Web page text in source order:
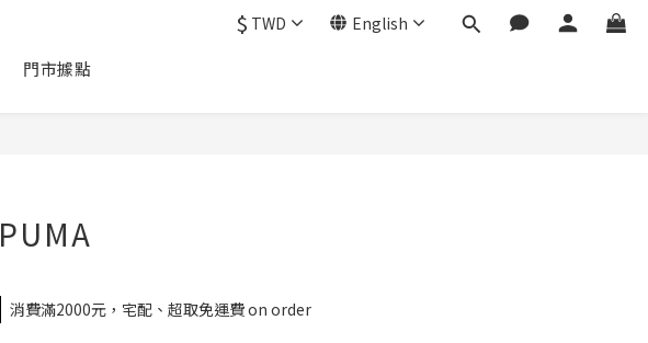
$ TWD English
門市據點
PUMA
消費滿2000元，宅配、超取免運費 on order